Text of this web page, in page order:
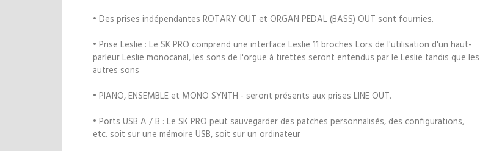
• Des prises indépendantes ROTARY OUT et ORGAN PEDAL (BASS) OUT sont fournies.
• Prise Leslie : Le SK PRO comprend une interface Leslie 11 broches Lors de l'utilisation d'un haut-
parleur Leslie monocanal, les sons de l'orgue à tirettes seront entendus par le Leslie tandis que les
autres sons
• PIANO, ENSEMBLE et MONO SYNTH - seront présents aux prises LINE OUT.
• Ports USB A / B : Le SK PRO peut sauvegarder des patches personnalisés, des configurations,
etc. soit sur une mémoire USB, soit sur un ordinateur